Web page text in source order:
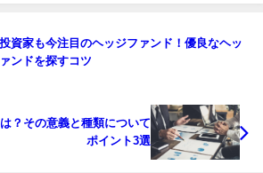
資家も今注目のヘッジファンド！優良なヘッ
ンドを探すコツ
？その意義と種類について
ポイント3選